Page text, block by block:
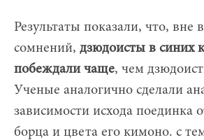
Результаты показали, что, вне
сомнений, дзюдоисты в синих
побеждали чаще, чем
Ученые аналогично сделали
зависимости исхода поединка
борца и цвета его кимоно. с